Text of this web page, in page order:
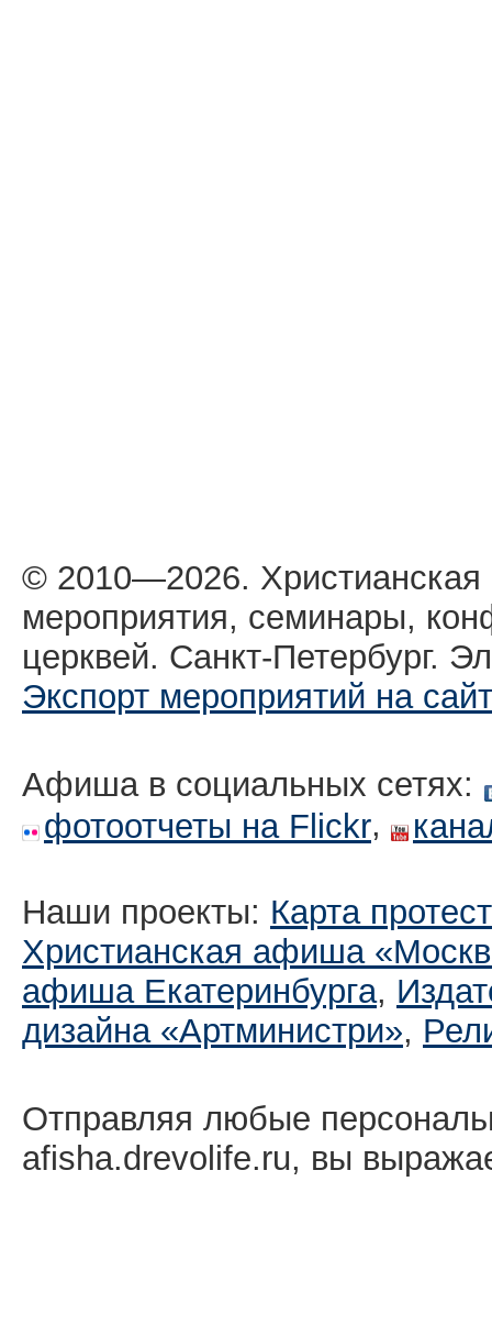
© 2010—2026.
мероприятия, семинары,
церквей. Санкт-Петербург.
Экспорт мероприятий на сайт
Афиша в социальных сетях:
фотоотчеты на Flickr,
Наши проекты: Карта
Христианская афиша
афиша Екатеринбургa,
дизайна «Артминистри»,
Отправляя любые
afisha.drevolife.ru, вы